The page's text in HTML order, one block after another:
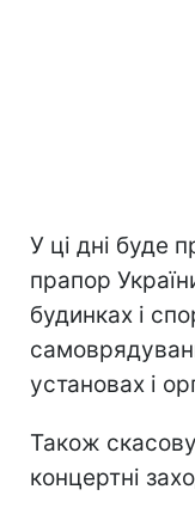
У ці дні буде
прапор
будинках і
установах і
Також
концертні